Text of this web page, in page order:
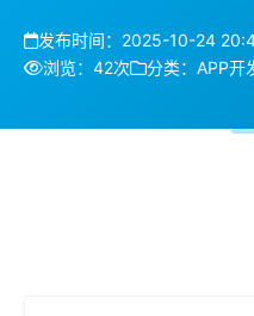
发布时间：2025-10-24
浏览：42次
分类：APP开